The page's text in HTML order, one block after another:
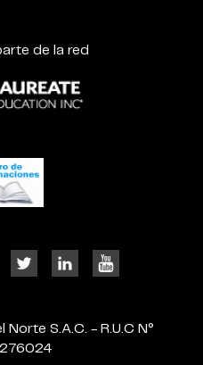
de la red
S.A.C. - R.U.C N°